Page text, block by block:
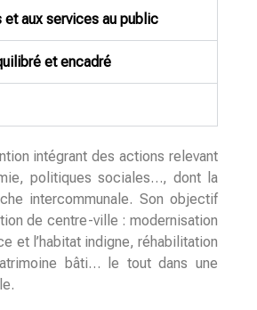
et aux services au public
et encadré
intégrant des actions relevant
politiques sociales…, dont la
intercommunale. Son objectif
de centre-ville : modernisation
et l’habitat indigne, réhabilitation
bâti… le tout dans une